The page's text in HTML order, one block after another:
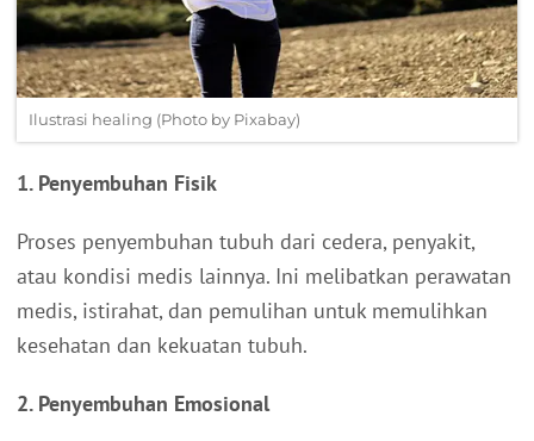
Ilustrasi healing (Photo by Pixabay)
1. Penyembuhan Fisik
Proses penyembuhan tubuh dari cedera, penyakit,
atau kondisi medis lainnya. Ini melibatkan perawatan
medis, istirahat, dan pemulihan untuk memulihkan
kesehatan dan kekuatan tubuh.
2. Penyembuhan Emosional